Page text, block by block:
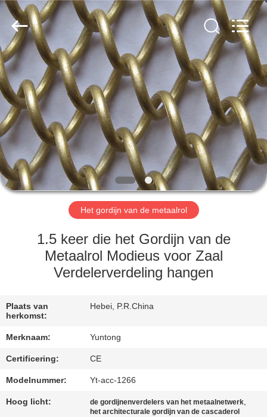
HUIS
PRODUCTEN
ONGEVEER
ONS
FABRIEKSREIS
KWALITEITSCONTROLE
CONTACTEER
VERZOEK
OM EEN
CITAAT
Anping
Yuntong
Metal
Wire
Mesh
Co.,Ltd.
All
Rights
Reserved.
Het gordijn van de metaalrol
1.5 keer die het Gordijn van de
Metaalrol Modieus voor Zaal
Verdelerverdeling hangen
Plaats van
herkomst:
Hebei, P.R.China
Merknaam: Yuntong
Certificering: CE
Modelnummer: Yt-acc-1266
Hoog licht: de gordijnenverdelers van het metaalnetwerk,
het architecturale gordijn van de cascaderol